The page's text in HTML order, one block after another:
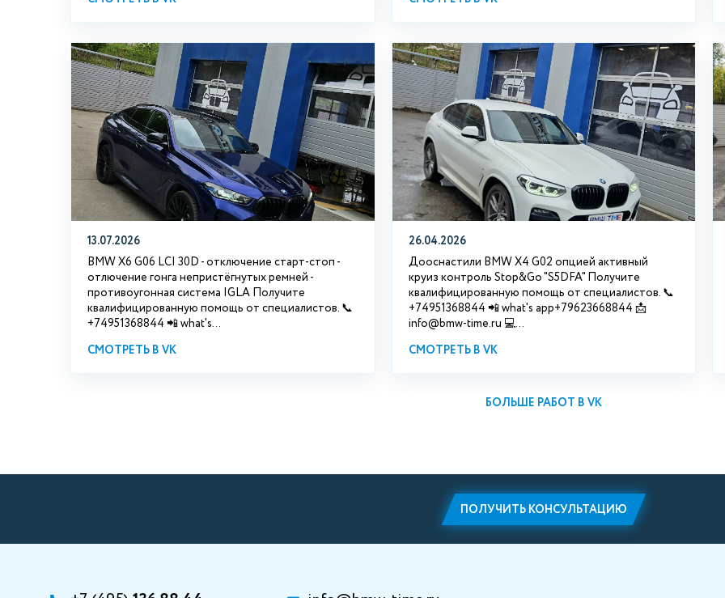
13.07.2026
BMW X6 G06 LCI 30D - отключение старт-стоп -
отлючение гонга непристёгнутых ремней -
противоугонная система IGLA Получите
квалифицированную помощь от специалистов. 📞
+74951368844 📲 what's...
СМОТРЕТЬ В VK
26.04.2026
Дооснастили BMW X4 G02 опцией активный
круиз контроль Stop&Go "S5DFA" Получите
квалифицированную помощь от специалистов. 📞
+74951368844 📲 what's app+79623668844 📩
info@bmw-time.ru 💻...
СМОТРЕТЬ В VK
БОЛЬШЕ РАБОТ В VK
ПОЛУЧИТЬ КОНСУЛЬТАЦИЮ